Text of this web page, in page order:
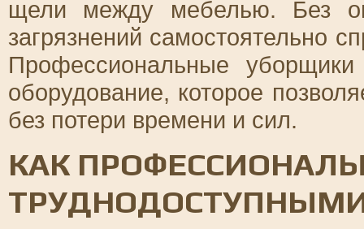
щели между мебелью. Без
загрязнений самостоятельно
Профессиональные уборщики
оборудование, которое
без потери времени и сил.
КАК